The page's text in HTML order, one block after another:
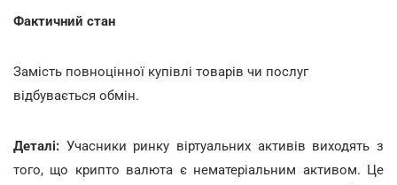
Фактичний стан
Замість повноцінної купівлі товарів чи послуг
відбувається обмін.
Деталі: Учасники ринку віртуальних активів виходять з
того, що крипто валюта є нематеріальним активом. Це